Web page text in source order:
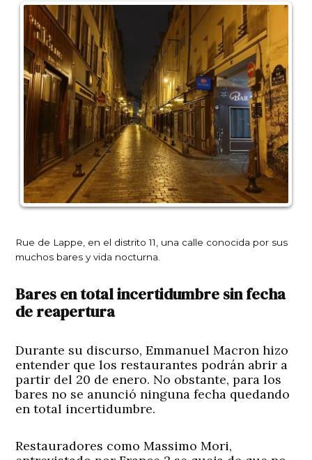
Rue de Lappe, en el distrito 11, una calle conocida por sus
muchos bares y vida nocturna.
Bares en total incertidumbre sin fecha
de reapertura
Durante su discurso, Emmanuel Macron hizo
entender que los restaurantes podrán abrir a
partir del 20 de enero. No obstante, para los
bares no se anunció ninguna fecha quedando
en total incertidumbre.
Restauradores como Massimo Mori,